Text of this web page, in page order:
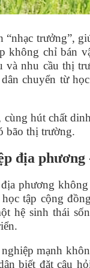
“nhạc trưởng”,
không chỉ bán
và nhu cầu thị
chuyển từ
cùng hút chất
bão thị trường.
địa
phương
tập cộng
hệ sinh thái
mạnh
biết đặt câu